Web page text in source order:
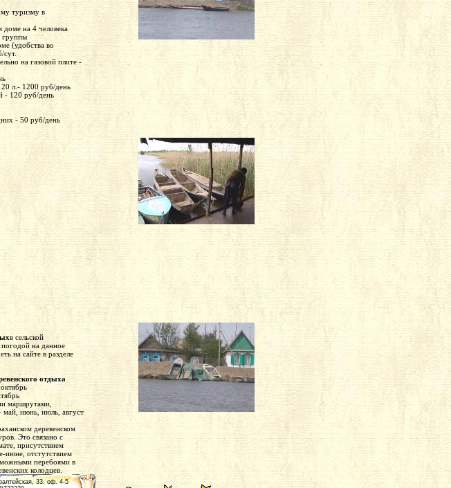
туризму в
доме на 4 человека
группы
(удобства во
сут.
на газовой плите -
20 л.- 1200 руб/день
- 120 руб/день
- 50 руб/день
в сельской
погодой на данное
на сайте в разделе
отдыха
маршрутами,
май, июнь, июль, август
деревенском
Это связано с
присутствием
июне, отстутствием
перебоями в
колодцев.
33. оф. 4-5